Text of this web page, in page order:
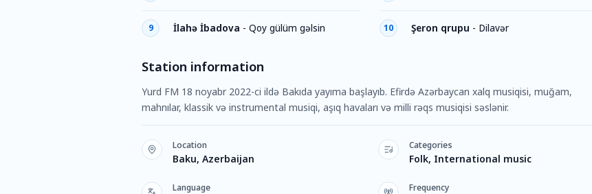
9 İlahə İbadova - Qoy gülüm gəlsin 10 Şeron qrupu - Dilavər
Station information
Yurd FM 18 noyabr 2022-ci ildə Bakıda yayıma başlayıb. Efirdə Azərbaycan xalq musiqisi, muğam,
mahnılar, klassik və instrumental musiqi, aşıq havaları və milli rəqs musiqisi səslənir.
Location
Baku, Azerbaijan
Categories
Folk, International music
Language Frequency